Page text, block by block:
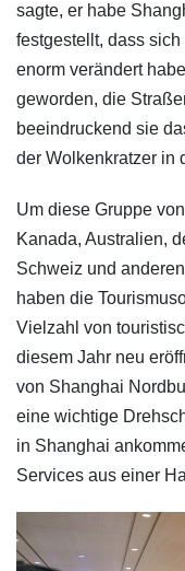
sagte, er habe
festgestellt, dass
enorm verändert
geworden, die
beeindruckend sie
der Wolkenkratzer in
Um diese Gruppe
Kanada, Australien,
Schweiz und
haben die
Vielzahl von
diesem Jahr neu
von Shanghai
eine wichtige
in Shanghai
Services aus einer